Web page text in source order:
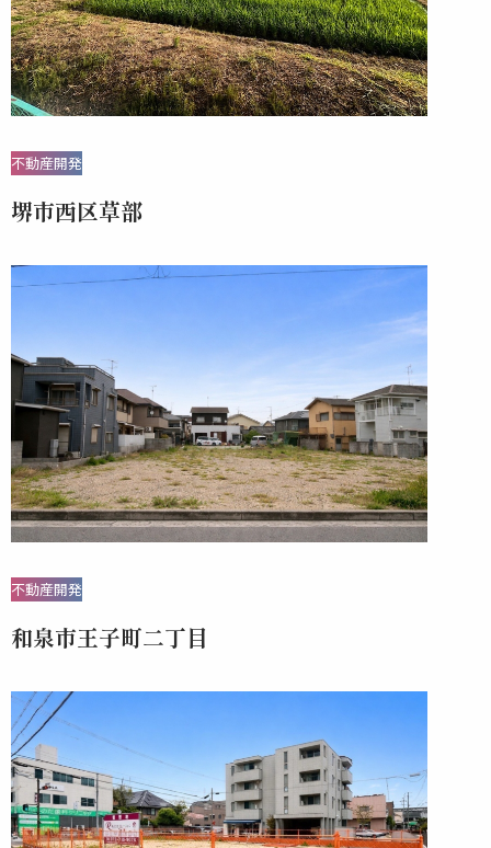
不動産開発
堺市西区草部
不動産開発
和泉市王子町二丁目